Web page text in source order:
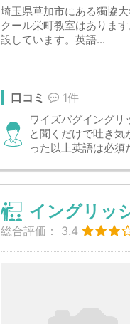
埼玉県草加市にある獨協
クール栄町教室はありま
設しています。英語...
口コミ 1件
ワイズバグイング
と聞くだけで吐き
った以上英語は必須
イングリッ
総合評価： 3.4